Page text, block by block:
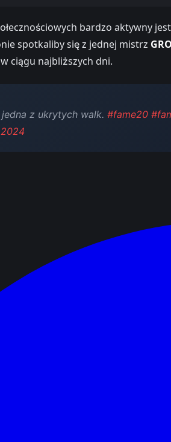
bardzo aktywny jest
spotkaliby się z jednej mistrz
ciągu najbliższych dni.
z ukrytych walk. #fame20